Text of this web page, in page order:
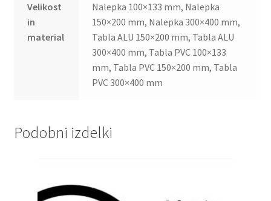
Velikost
in
material
Nalepka 100×133 mm, Nalepka
150×200 mm, Nalepka 300×400 mm,
Tabla ALU 150×200 mm, Tabla ALU
300×400 mm, Tabla PVC 100×133
mm, Tabla PVC 150×200 mm, Tabla
PVC 300×400 mm
Podobni izdelki